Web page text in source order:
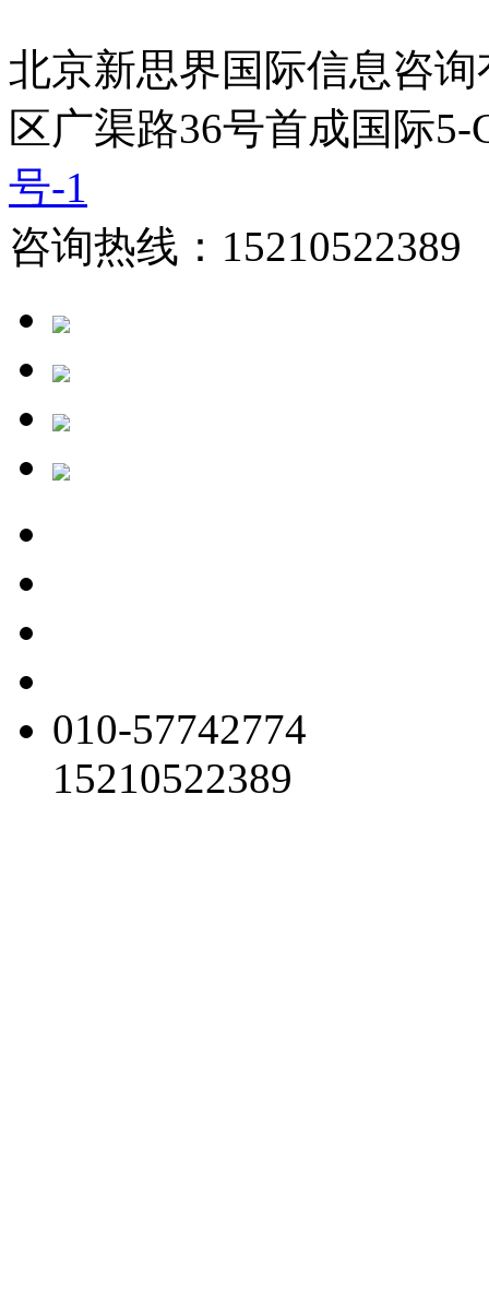
北京新思界国际信息咨
区广渠路36号首成国际
号-1
咨询热线：
010-57742774
15210522389